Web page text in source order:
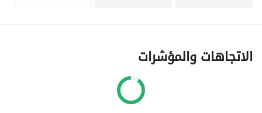
الاتجاهات والمؤشرات